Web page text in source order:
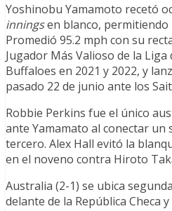
Yoshinobu Yamamoto recetó
inningsen blanco, permitiendo
Promedió 95.2 mph con su
Jugador Más Valioso de la Liga
Buffaloes en 2021 y 2022, y
pasado 22 de junio ante los
Robbie Perkins fue el único
ante Yamamato al conectar un
tercero. Alex Hall evitó la
en el noveno contra Hiroto
Australia (2-1) se ubica
delante de la República Checa